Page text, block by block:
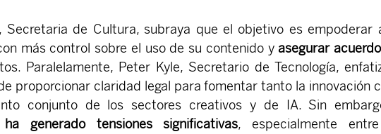
Secretaria de Cultura, subraya que el objetivo es empoderar
más control sobre el uso de su contenido y asegurar
Paralelamente, Peter Kyle, Secretario de Tecnología,
proporcionar claridad legal para fomentar tanto la innovación
conjunto de los sectores creativos y de IA. Sin
generado tensiones significativas, especialmente